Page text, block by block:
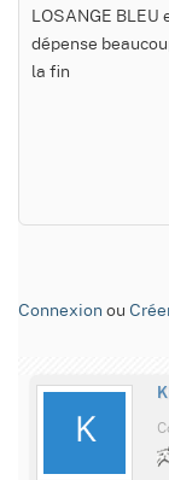
LOSANGE
dépense
la fin
Connexion ou